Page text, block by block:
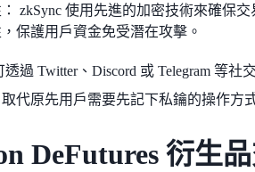
zkSync 使用先進的加密技術來確保交
保護用戶資金免受潛在攻擊。
過 Twitter、Discord 或 Telegram 等社
代原先用戶需要先記下私鑰的操作方
DeFutures 衍生